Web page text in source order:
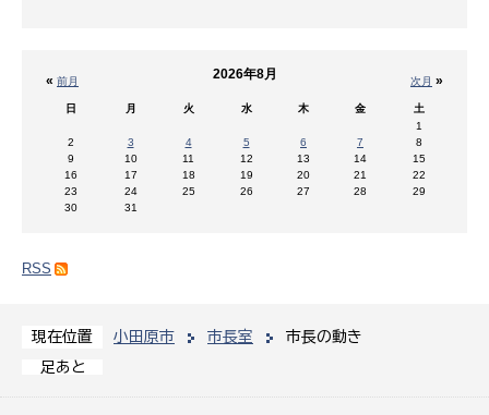
現在位置 小田原市 市長室
市長の動き
足あと
« 前月 次月 »
2026年8月
日 月 火 水 木 金
土
1
2
3 4 5 6 7
8
9
10 11 12 13 14
15
16
17 18 19 20 21
22
23
24 25 26 27 28
29
30
31
RSS